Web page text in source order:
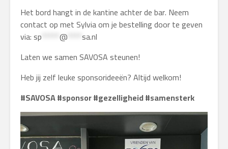
Het bord hangt in de kantine achter de bar. Neem
contact op met Sylvia om je bestelling door te geven
via:sp @
sa.nl
Laten we samen SAVOSA steunen!
Heb jij zelf leuke sponsorideeën? Altijd welkom!
#SAVOSA #sponsor #gezelligheid #samensterk